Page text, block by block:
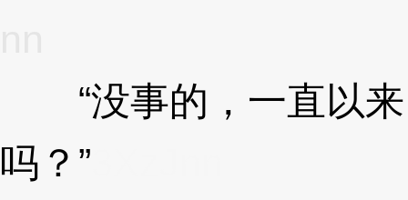
“没事的，一直以来
吗？”